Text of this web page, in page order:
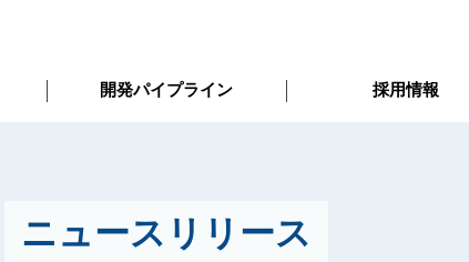
開発パイプライン 採用情報
ニュースリリース